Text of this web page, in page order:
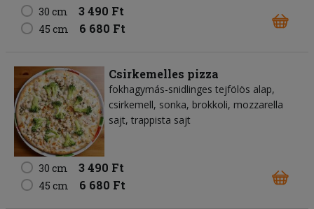
30 cm
3 490 Ft
45 cm 6 680 Ft
Csirkemelles pizza
fokhagymás-snidlinges tejfölös alap,
csirkemell, sonka, brokkoli, mozzarella
sajt, trappista sajt
30 cm 3 490 Ft
45 cm 6 680 Ft